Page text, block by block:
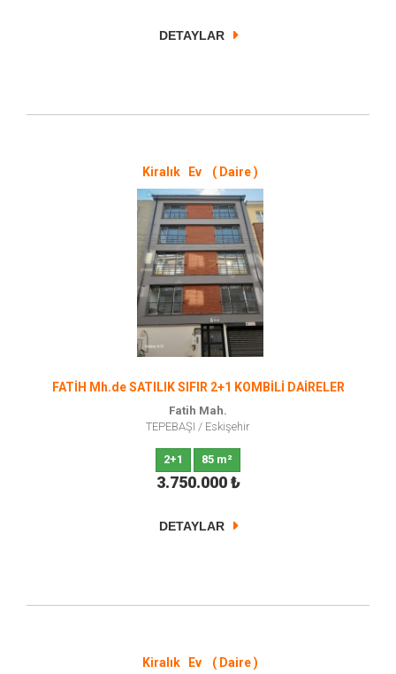
DETAYLAR
Kiralık Ev ( Daire )
FATİH Mh.de SATILIK SIFIR 2+1 KOMBİLİ DAİRELER
Fatih Mah.
TEPEBAŞI / Eskişehir
2+1 85 m²
3.750.000 ₺
DETAYLAR
Kiralık Ev ( Daire )